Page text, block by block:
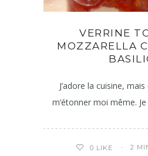
VERRINE
MOZZARELLA
J’adore la cuisine,
m’étonner moi même.
0 LIKE 2